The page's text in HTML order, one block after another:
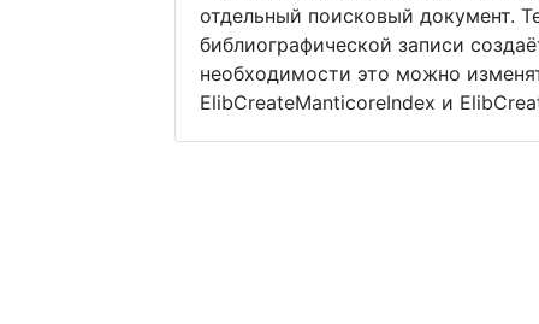
отдельный поисковый документ.
библиографической записи
необходимости это можно
ElibCreateManticoreIndex и